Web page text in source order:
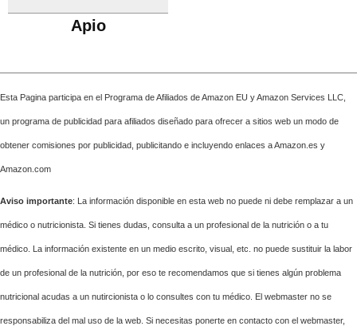
Apio
Esta Pagina participa en el Programa de Afiliados de Amazon EU y Amazon Services LLC,
un programa de publicidad para afiliados diseñado para ofrecer a sitios web un modo de
obtener comisiones por publicidad, publicitando e incluyendo enlaces a Amazon.es y
Amazon.com
Aviso importante: La información disponible en esta web no puede ni debe remplazar a un
médico o nutricionista. Si tienes dudas, consulta a un profesional de la nutrición o a tu
médico. La información existente en un medio escrito, visual, etc. no puede sustituir la labor
de un profesional de la nutrición, por eso te recomendamos que si tienes algún problema
nutricional acudas a un nutircionista o lo consultes con tu médico. El webmaster no se
responsabiliza del mal uso de la web. Si necesitas ponerte en contacto con el webmaster,